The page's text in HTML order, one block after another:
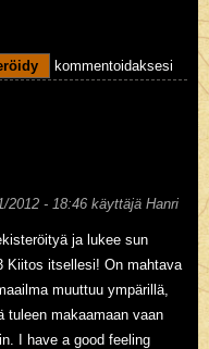
kommentoidaksesi
2012 - 18:46 käyttäjä Hanri
ja lukee sun
Kiitos itsellesi! On mahtava
muuttuu ympärillä,
tuleen makaamaan vaan
I have a good feeling